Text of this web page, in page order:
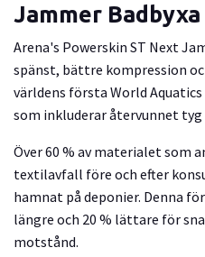
Jammer Badbyxa
Arena's Powerskin ST Next
spänst, bättre kompression
världens första World
som inkluderar återvunnet tyg
Över 60 % av materialet som
textilavfall före och efter
hamnat på deponier. Denna
längre och 20 % lättare för
motstånd.